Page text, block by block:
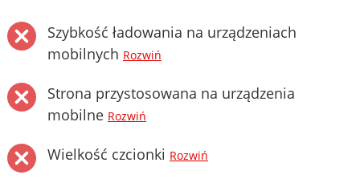
Szybkość ładowania na urządzeniach
mobilnych Rozwiń
Strona przystosowana na urządzenia
mobilne Rozwiń
Wielkość czcionki Rozwiń